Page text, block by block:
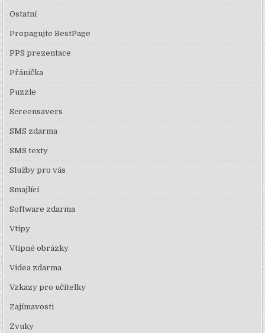
Ostatní
Propagujte BestPage
PPS prezentace
Přáníčka
Puzzle
Screensavers
SMS zdarma
SMS texty
Služby pro vás
Smajlíci
Software zdarma
Vtipy
Vtipné obrázky
Videa zdarma
Vzkazy pro učitelky
Zajímavosti
Zvuky